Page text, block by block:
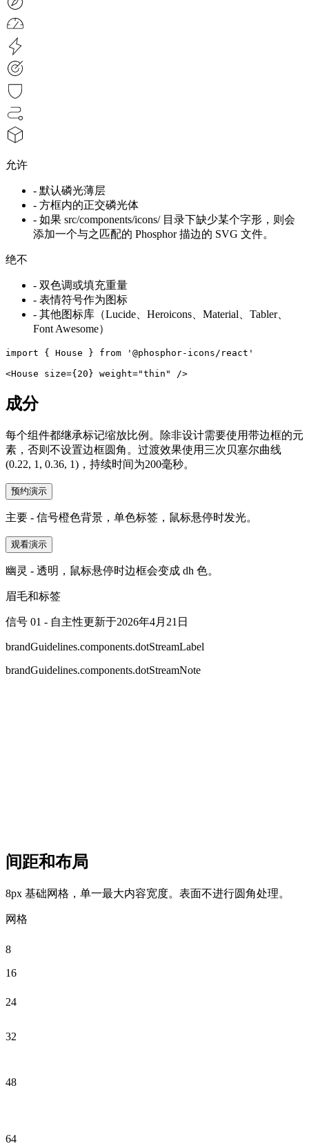
允许
- 默认磷光薄层
- 方框内的正交磷光体
- 如果 src/components/icons/ 目录下缺少某个字形，则会
添加一个与之匹配的 Phosphor 描边的 SVG 文件。
绝不
- 双色调或填充重量
- 表情符号作为图标
- 其他图标库（Lucide、Heroicons、Material、Tabler、
Font Awesome）
import { House } from '@phosphor-icons/react'
<House size={20} weight="thin" />
成分
每个组件都继承标记缩放比例。除非设计需要使用带边框的元
素，否则不设置边框圆角。过渡效果使用三次贝塞尔曲线
(0.22, 1, 0.36, 1)，持续时间为200毫秒。
预约演示
主要 - 信号橙色背景，单色标签，鼠标悬停时发光。
观看演示
幽灵 - 透明，鼠标悬停时边框会变成 dh 色。
眉毛和标签
信号 01 - 自主性更新于2026年4月21日
brandGuidelines.components.dotStreamLabel
brandGuidelines.components.dotStreamNote
间距和布局
8px 基础网格，单一最大内容宽度。表面不进行圆角处理。
网格
8
16
24
32
48
64